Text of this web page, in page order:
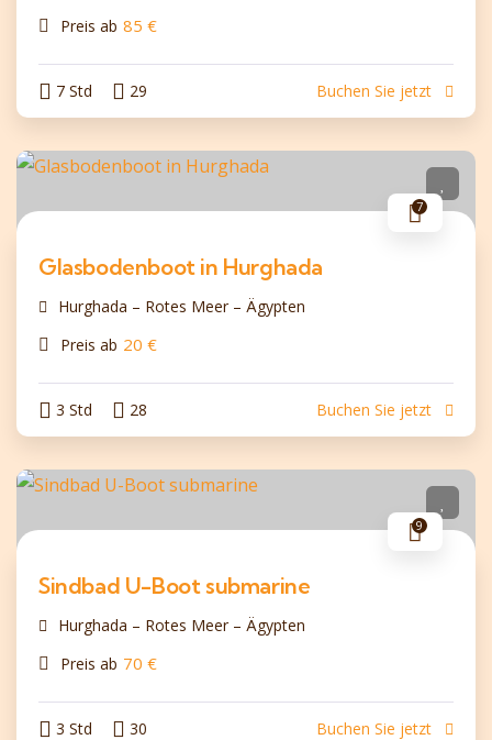
Preis ab 85 €
7 Std 29 Buchen Sie jetzt
7
Glasbodenboot in Hurghada
Hurghada – Rotes Meer – Ägypten
Preis ab 20 €
3 Std 28 Buchen Sie jetzt
9
Sindbad U-Boot submarine
Hurghada – Rotes Meer – Ägypten
Preis ab 70 €
3 Std 30 Buchen Sie jetzt